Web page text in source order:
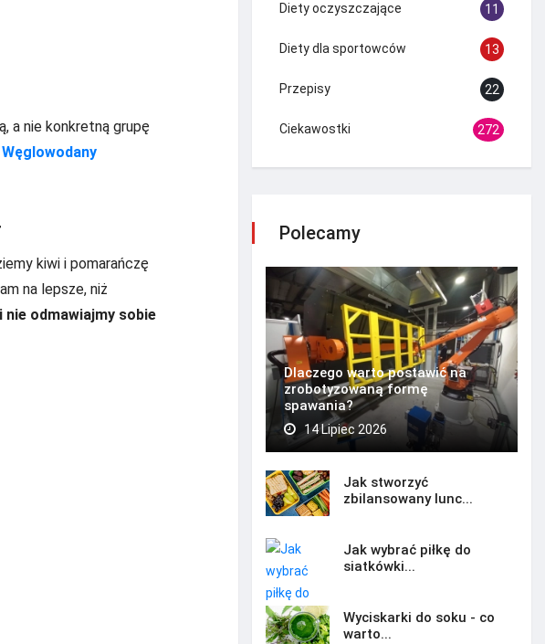
a nie konkretną grupę
Węglowodany
kiwi i pomarańczę
na lepsze, niż
odmawiajmy sobie
Diety oczyszczające 11
Diety dla sportowców 13
Przepisy 22
Ciekawostki 272
Polecamy
Dlaczego warto postawić na
zrobotyzowaną formę
spawania?
14 Lipiec 2026
Jak stworzyć
zbilansowany lunc...
Jak wybrać piłkę do
siatkówki...
Wyciskarki do soku - co
warto...